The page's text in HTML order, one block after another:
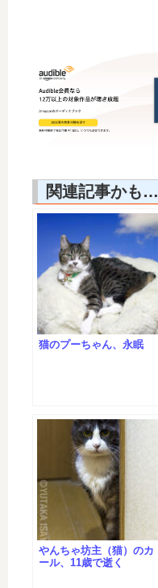
関連記事かも…
猫のプーちゃん、永眠
やんちゃ坊主（猫）のカ
ール、11歳で逝く